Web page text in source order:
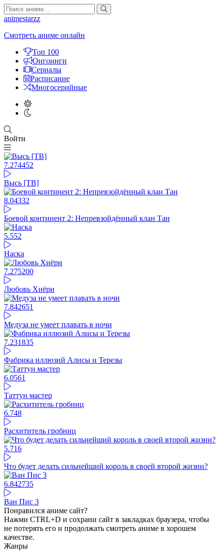
animestarzz
Смотреть аниме онлайн
Топ 100
Онгоинги
Сериалы
Расписание
Многосерийные
Войти
7.274452
Высь [ТВ]
8.04332
Боевой континент 2: Непревзойдённый клан Тан
5.552
Наска
7.275200
Любовь Хиёри
7.842651
Медуза не умеет плавать в ночи
7.231835
Фабрика иллюзий Алисы и Терезы
6.0561
Таттун мастер
6.748
Расхититель гробниц
5.716
Что будет делать сильнейший король в своей второй жизни?
6.842735
Ван Пис 3
Понравился аниме сайт?
Нажми CTRL+D и сохрани сайт в закладках браузера, чтобы
не потерять его и продолжать смотреть аниме в хорошем
качестве.
Жанры